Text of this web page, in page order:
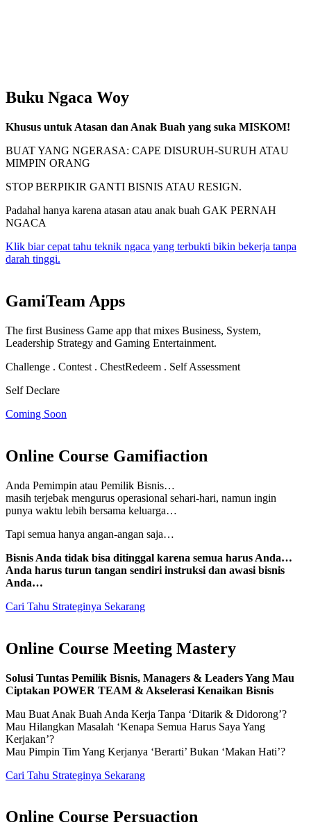
Buku Ngaca Woy
Khusus untuk Atasan dan Anak Buah yang suka MISKOM!
BUAT YANG NGERASA: CAPE DISURUH-SURUH ATAU
MIMPIN ORANG
STOP BERPIKIR GANTI BISNIS ATAU RESIGN.
Padahal hanya karena atasan atau anak buah GAK PERNAH
NGACA
Klik biar cepat tahu teknik ngaca yang terbukti bikin bekerja tanpa
darah tinggi.
GamiTeam Apps
The first Business Game app that mixes Business, System,
Leadership Strategy and Gaming Entertainment.
Challenge . Contest . ChestRedeem . Self Assessment
Self Declare
Coming Soon
Online Course Gamifiaction
Anda Pemimpin atau Pemilik Bisnis…
masih terjebak mengurus operasional sehari-hari, namun ingin
punya waktu lebih bersama keluarga…
Tapi semua hanya angan-angan saja…
Bisnis Anda tidak bisa ditinggal karena semua harus Anda…
Anda harus turun tangan sendiri instruksi dan awasi bisnis
Anda…
Cari Tahu Strateginya Sekarang
Online Course Meeting Mastery
Solusi Tuntas Pemilik Bisnis, Managers & Leaders Yang Mau
Ciptakan POWER TEAM & Akselerasi Kenaikan Bisnis
Mau Buat Anak Buah Anda Kerja Tanpa ‘Ditarik & Didorong’?
Mau Hilangkan Masalah ‘Kenapa Semua Harus Saya Yang
Kerjakan’?
Mau Pimpin Tim Yang Kerjanya ‘Berarti’ Bukan ‘Makan Hati’?
Cari Tahu Strateginya Sekarang
Online Course Persuaction